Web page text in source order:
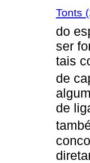
Tonts
do
ser
tais
de
de